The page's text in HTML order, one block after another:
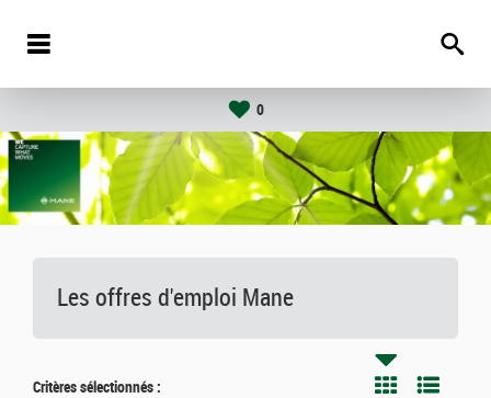
0
Les offres d'emploi Mane
Critères sélectionnés :